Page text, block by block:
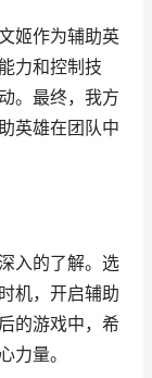
姬作为辅助英
力和控制技
。最终，我方
英雄在团队中
入的了解。选
机，开启辅助
的游戏中，希
力量。